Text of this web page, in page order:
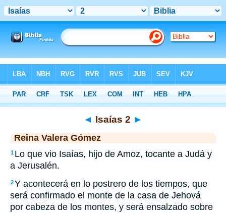
>RVG> Isaías 2
◄ Isaías 2 ►
Reina Valera Gómez
1 Lo que vio Isaías, hijo de Amoz, tocante a Judá y
a Jerusalén.
2Y acontecerá en lo postrero de los tiempos, que
será confirmado el monte de la casa de Jehová
por cabeza de los montes, y será ensalzado sobre